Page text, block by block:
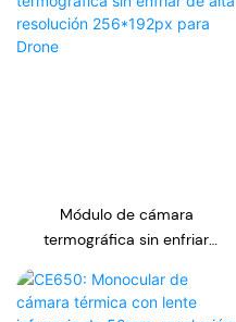
Módulo de cámara
termográfica sin enfriar
256*192px para Drone